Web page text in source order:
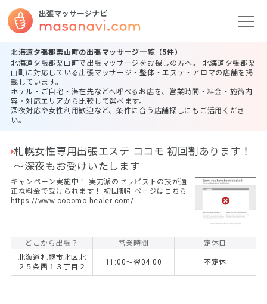
北海道夕張郡栗山町の出張マッサージ一覧（5件）
北海道夕張郡栗山町で出張マッサージをお探しの方へ。 北海道夕張郡栗
山町に対応している出張マッサージ・整体・エステ・アロマの店舗を掲
載しています。
ホテル・ご自宅・滞在先などへ呼べるお店を、営業時間・料金・施術内
容・対応エリアから比較して選べます。
深夜対応や女性利用歓迎など、条件に合う店舗探しにもご活用くださ
い。
札幌女性専用出張エステ ココモ 初回割あります！
～深夜もお受けいたします
キャンペーン実施中！ 実力派のセラピストの技が適
正な料金で受けられます！ 初回割引ページはこちら
https://www.cocomo-healer.com/
どこから出張？ 営業時間
定休日
北海道札幌市北区北
２５条西１３丁目２
11:00～翌04:00 不定休